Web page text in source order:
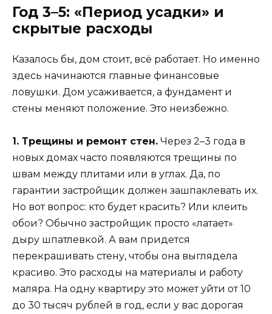
Год 3–5: «Период усадки» и
скрытые расходы
Казалось бы, дом стоит, всё работает. Но именно
здесь начинаются главные финансовые
ловушки. Дом усаживается, а фундамент и
стены меняют положение. Это неизбежно.
1. Трещины и ремонт стен. Через 2–3 года в
новых домах часто появляются трещины по
швам между плитами или в углах. Да, по
гарантии застройщик должен зашпаклевать их.
Но вот вопрос: кто будет красить? Или клеить
обои? Обычно застройщик просто «латает»
дыру шпатлевкой. А вам придется
перекрашивать стену, чтобы она выглядела
красиво. Это расходы на материалы и работу
маляра. На одну квартиру это может уйти от 10
до 30 тысяч рублей в год, если у вас дорогая